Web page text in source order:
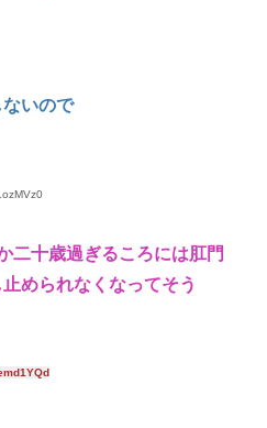
いので
二十歳過ぎるころには肛門
められなくなってそう